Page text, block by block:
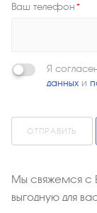
Ваш телефон *
Я
данных и
ОТПРАВИТЬ
Мы свяжемся с
выгодную для